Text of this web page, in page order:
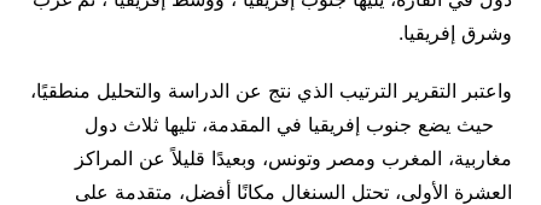
وشرق إفريقيا.
واعتبر التقرير الترتيب الذي نتج عن الدراسة والتحليل منطقيًا،
حيث يضع جنوب إفريقيا في المقدمة، تليها ثلاث دول
مغاربية، المغرب ومصر وتونس، وبعيدًا قليلاً عن المراكز
العشرة الأولى، تحتل السنغال مكانًا أفضل، متقدمة على